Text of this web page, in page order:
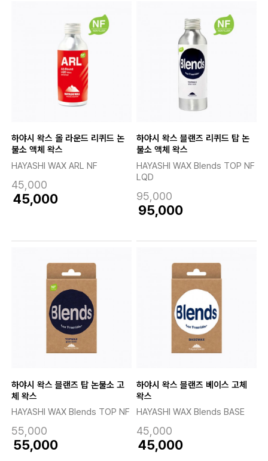
하야시 왁스 올 라운드 리퀴드 논
불소 액체 왁스
HAYASHI WAX ARL NF
45,000
45,000
하야시 왁스 블랜즈 리퀴드 탑 논
불소 액체 왁스
HAYASHI WAX Blends TOP NF
LQD
95,000
95,000
하야시 왁스 블랜즈 탑 논불소 고
체 왁스
HAYASHI WAX Blends TOP NF
55,000
55,000
하야시 왁스 블랜즈 베이스 고체
왁스
HAYASHI WAX Blends BASE
45,000
45,000